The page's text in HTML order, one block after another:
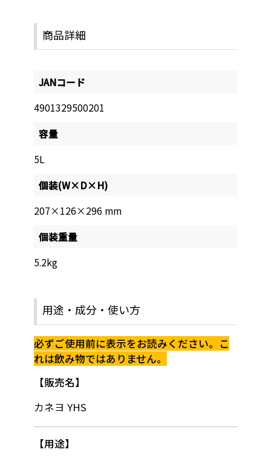
商品詳細
JANコード
4901329500201
容量
5L
個装(W×D×H)
207×126×296 mm
個装重量
5.2kg
用途・成分・使い方
必ずご使用前に表示をお読みください。こ
れは飲み物ではありません。
販売名
カネヨ YHS
用途